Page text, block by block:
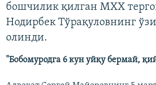
бошчилик қилган МХХ
Нодирбек Тўрақуловнинг
олинди.
"Бобомуродга 6 кун уйқу бермай,